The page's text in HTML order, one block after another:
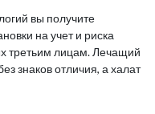
вы получите
на учет и риска
третьим лицам. Лечащий
знаков отличия, а халат